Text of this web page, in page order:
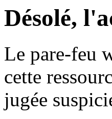
Désolé,
Le pare-feu
cette
jugée